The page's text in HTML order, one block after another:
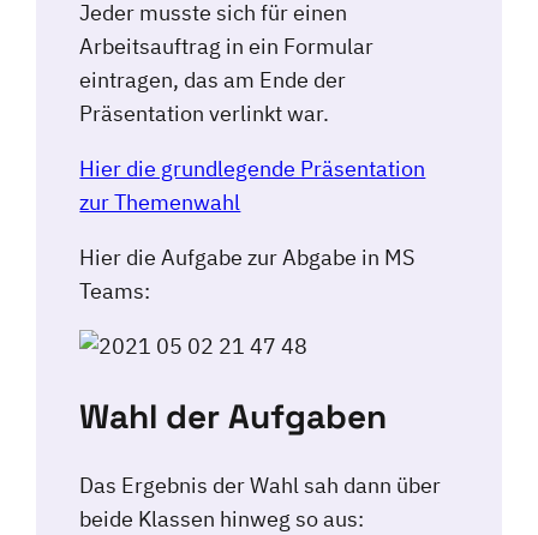
Jeder musste sich für einen
Arbeitsauftrag in ein Formular
eintragen, das am Ende der
Präsentation verlinkt war.
Hier die grundlegende Präsentation
zur Themenwahl
Hier die Aufgabe zur Abgabe in MS
Teams:
Wahl der Aufgaben
Das Ergebnis der Wahl sah dann über
beide Klassen hinweg so aus: